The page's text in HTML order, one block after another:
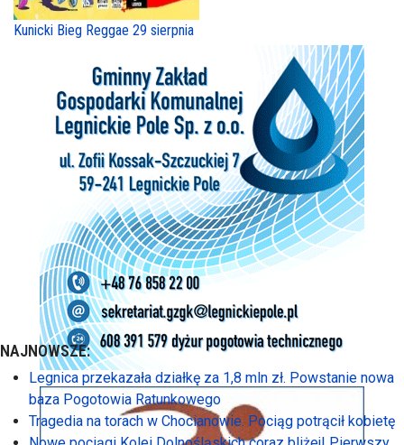
Kunicki Bieg Reggae 29 sierpnia
NAJNOWSZE:
Legnica przekazała działkę za 1,8 mln zł. Powstanie nowa
baza Pogotowia Ratunkowego
Tragedia na torach w Chocianowie. Pociąg potrącił kobietę